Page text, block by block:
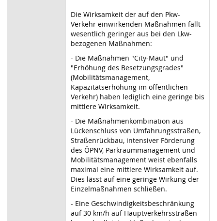
Die Wirksamkeit der auf den Pkw-
Verkehr einwirkenden Maßnahmen fällt
wesentlich geringer aus bei den Lkw-
bezogenen Maßnahmen:
- Die Maßnahmen "City-Maut" und
"Erhöhung des Besetzungsgrades"
(Mobilitätsmanagement,
Kapazitätserhöhung im öffentlichen
Verkehr) haben lediglich eine geringe bis
mittlere Wirksamkeit.
- Die Maßnahmenkombination aus
Lückenschluss von Umfahrungsstraßen,
Straßenrückbau, intensiver Förderung
des ÖPNV, Parkraummanagement und
Mobilitätsmanagement weist ebenfalls
maximal eine mittlere Wirksamkeit auf.
Dies lässt auf eine geringe Wirkung der
Einzelmaßnahmen schließen.
- Eine Geschwindigkeitsbeschränkung
auf 30 km/h auf Hauptverkehrsstraßen